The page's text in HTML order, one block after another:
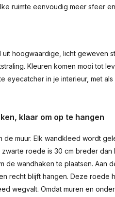
ruimte eenvoudig meer sfeer
hoogwaardige, licht geweven
Kleuren komen mooi tot
eyecatcher in je interieur, met
klaar om op te hangen
muur. Elk wandkleed wordt
roede is 30 cm breder dan
de wandhaken te plaatsen. Aan
recht blijft hangen. Deze roede
wegvalt. Omdat muren en